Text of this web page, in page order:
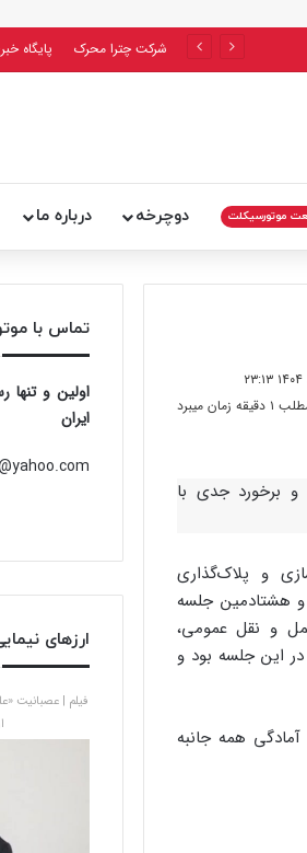
شرکت چترا محرک پایگاه
موتورسیکلت دوچرخه درباره ما
میبرد
برخورد جدی با
و پلاک‌گذاری
و هشتادمین جلسه
و نقل عمومی،
این جلسه بود و
همه‌ جانبه
تماس با
اولین و
ایران
ارزهای
فیلم | عصبانیت